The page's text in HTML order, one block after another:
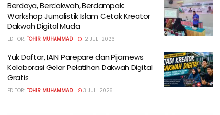
Berdaya, Berdakwah, Berdampak:
Workshop Jurnalistik Islam Cetak Kreator
Dakwah Digital Muda
EDITOR: TOHIR MUHAMMAD 12 JULI 2026
Yuk Daftar, IAIN Parepare dan Pijarnews
Kolaborasi Gelar Pelatihan Dakwah Digital
Gratis
EDITOR: TOHIR MUHAMMAD 3 JULI 2026